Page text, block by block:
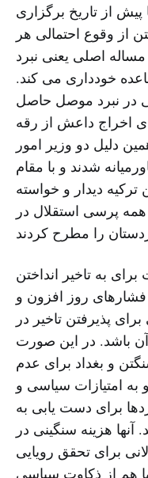
از تاریخ برگزاری
از وقوع احتمالی هر
اصلی یعنی نبرد
خودداری می کند.
در نبرد موصل حاصل
اخراج داعش از رقه
دلیل دو وزیر امور
شدند و با مقام
ترکیه دیدار و خواسته
پرسی استقلال در
به تاخیر انداختن
روز افزون و
پذیرفتن تاخیر در
باشد. در این صورت
و بغداد برای عدم
به امتیازات سیاسی و
برای دست یابی به
هزینه سنگینی در
برای تحقق رویایی
هم از ذکاوت سیاسی